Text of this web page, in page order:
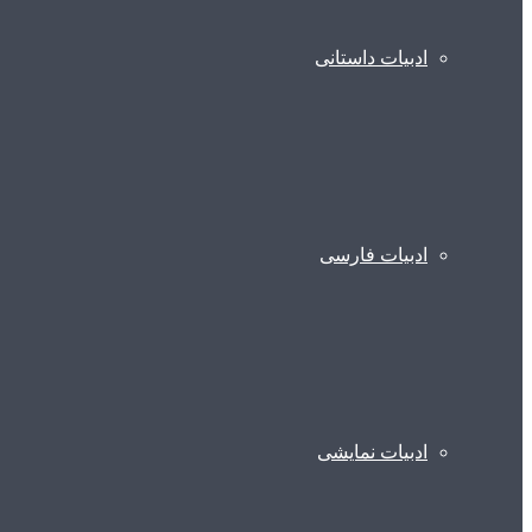
ادبیات داستانی
ادبیات فارسی
ادبیات نمایشی